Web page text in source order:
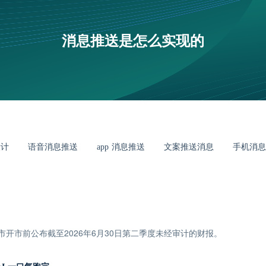
消息推送是怎么实现的
语音消息推送 app 消息推送 文案推送消息 手机消
市前公布截至2026年6月30日第二季度未经审计的财报。